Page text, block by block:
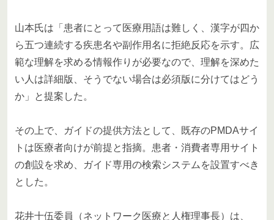
山本氏は「患者にとって医療用語は難しく、漢字が四か
ら五つ連続する疾患名や副作用名に拒絶反応を示す。広
範な理解を求める情報作りが必要なので、理解を深めた
い人は詳細版、そうでない場合は必須版に分けてはどう
か」と提案した。
その上で、ガイドの提供方法として、既存のPMDAサイ
トは医療者向けが前提と指摘。患者・消費者専用サイト
の創設を求め、ガイド専用の検索システムを設置すべき
とした。
花井十伍委員（ネットワーク医療と人権理事長）は、